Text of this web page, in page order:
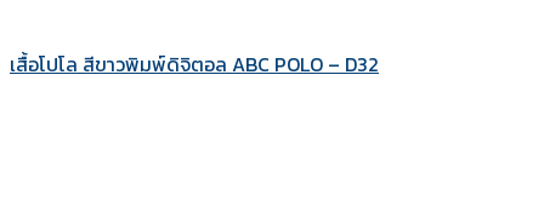
เสื้อโปโล สีขาวพิมพ์ดิจิตอล ABC POLO – D32